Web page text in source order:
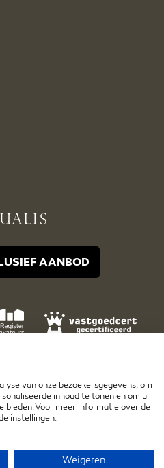
AANBOD
van onze bezoekersgegevens, om
inhoud te tonen en om u
Voor meer informatie over de
instellingen.
Weigeren